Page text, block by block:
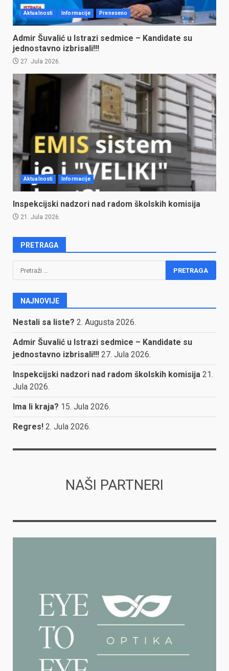
Aktualnosti Informacije Preneseno
Admir Šuvalić u Istrazi sedmice – Kandidate su
jednostavno izbrisali!!!
27. Jula 2026.
Aktualnosti Informacije
Inspekcijski nadzori nad radom školskih komisija
21. Jula 2026.
PRETRAGA
Pretraga:
NAJNOVIJE
Nestali sa liste? 2. Augusta 2026.
Admir Šuvalić u Istrazi sedmice – Kandidate su
jednostavno izbrisali!!! 27. Jula 2026.
Inspekcijski nadzori nad radom školskih komisija 21.
Jula 2026.
Ima li kraja? 15. Jula 2026.
Regres! 2. Jula 2026.
NAŠI PARTNERI